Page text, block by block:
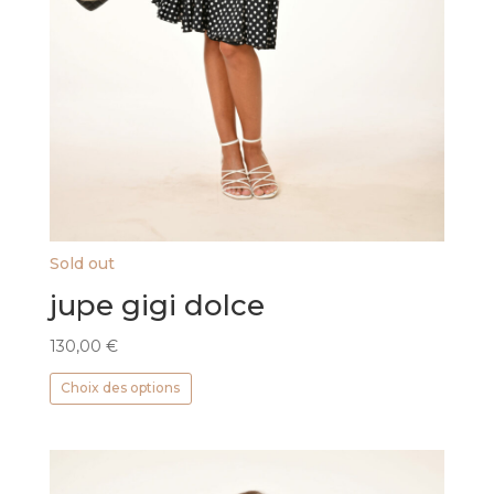
Sold out
jupe gigi dolce
130,00 €
Choix des options
Ce